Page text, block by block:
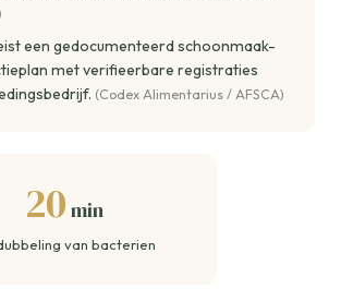
een gedocumenteerd schoonmaak-
met verifieerbare registraties
(Codex Alimentarius / AFSCA)
20 min
van bacterien